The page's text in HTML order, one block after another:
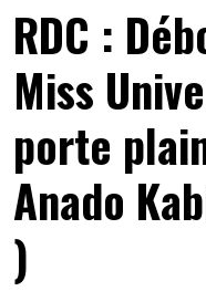
RDC :
Miss
porte
Anado
)